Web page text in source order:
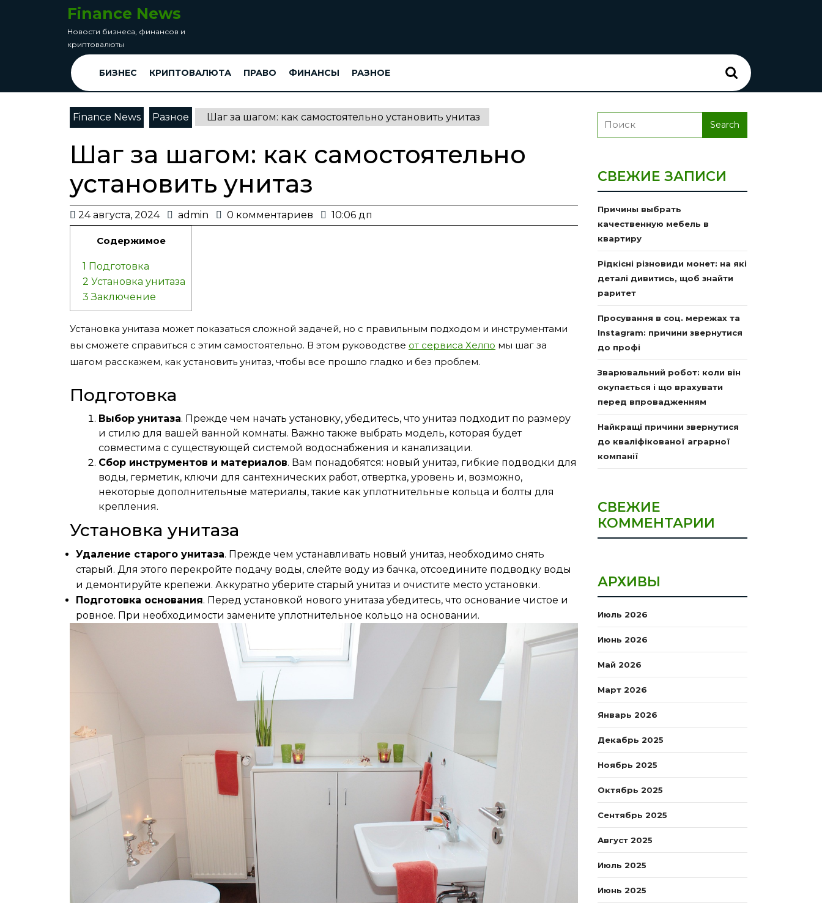
Finance News
Новости бизнеса, финансов и
криптовалюты
БИЗНЕС КРИПТОВАЛЮТА ПРАВО ФИНАНСЫ РАЗНОЕ
Search
for:
Finance News
Разное Шаг за шагом: как самостоятельно установить унитаз
Шаг за шагом: как самостоятельно
установить унитаз
24 августа, 2024
24
августа,
2024
admin admin
0 комментариев 10:06 дп
Содержимое
1 Подготовка
2 Установка унитаза
3 Заключение
Установка унитаза может показаться сложной задачей, но с правильным подходом и инструментами
вы сможете справиться с этим самостоятельно. В этом руководстве от сервиса Хелпо мы шаг за
шагом расскажем, как установить унитаз, чтобы все прошло гладко и без проблем.
Подготовка
Выбор унитаза. Прежде чем начать установку, убедитесь, что унитаз подходит по размеру
и стилю для вашей ванной комнаты. Важно также выбрать модель, которая будет
совместима с существующей системой водоснабжения и канализации.
Сбор инструментов и материалов. Вам понадобятся: новый унитаз, гибкие подводки для
воды, герметик, ключи для сантехнических работ, отвертка, уровень и, возможно,
некоторые дополнительные материалы, такие как уплотнительные кольца и болты для
крепления.
Установка унитаза
Удаление старого унитаза. Прежде чем устанавливать новый унитаз, необходимо снять
старый. Для этого перекройте подачу воды, слейте воду из бачка, отсоедините подводку воды
и демонтируйте крепежи. Аккуратно уберите старый унитаз и очистите место установки.
Подготовка основания. Перед установкой нового унитаза убедитесь, что основание чистое и
ровное. При необходимости замените уплотнительное кольцо на основании.
Search
СВЕЖИЕ ЗАПИСИ
Причины выбрать
качественную мебель в
квартиру
Рідкісні різновиди монет: на які
деталі дивитись, щоб знайти
раритет
Просування в соц. мережах та
Instagram: причини звернутися
до профі
Зварювальний робот: коли він
окупається і що врахувати
перед впровадженням
Найкращі причини звернутися
до кваліфікованої аграрної
компанії
СВЕЖИЕ
КОММЕНТАРИИ
АРХИВЫ
Июль 2026
Июнь 2026
Май 2026
Март 2026
Январь 2026
Декабрь 2025
Ноябрь 2025
Октябрь 2025
Сентябрь 2025
Август 2025
Июль 2025
Июнь 2025